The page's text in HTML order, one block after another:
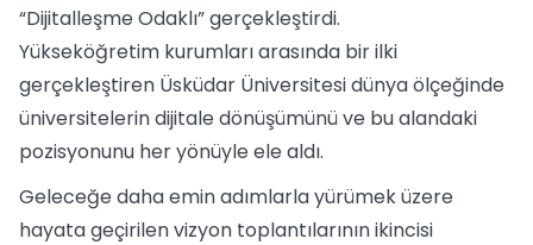
“Dijitalleşme Odaklı” gerçekleştirdi.
Yükseköğretim kurumları arasında bir ilki
gerçekleştiren Üsküdar Üniversitesi dünya ölçeğinde
üniversitelerin dijitale dönüşümünü ve bu alandaki
pozisyonunu her yönüyle ele aldı.
Geleceğe daha emin adımlarla yürümek üzere
hayata geçirilen vizyon toplantılarının ikincisi